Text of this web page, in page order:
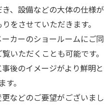
、設備などの大体の仕様が
をさせていただきます。
カーのショールームにご同
いただくことも可能です。
後のイメージがより鮮明と
す。
などのご要望がございまし